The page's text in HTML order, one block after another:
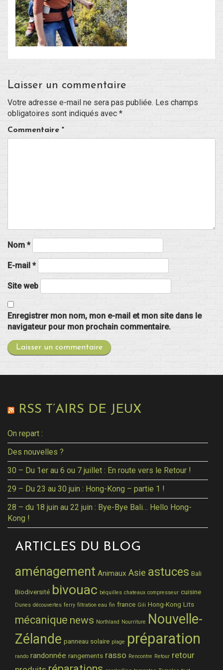
Blog
Flux des publications
Flux des commentaires
Site de WordPress-FR
Laisser un commentaire
Votre adresse e-mail ne sera pas publiée. Les champs
obligatoires sont indiqués avec *
Commentaire *
Nom *
E-mail *
Site web
Enregistrer mon nom, mon e-mail et mon site dans le
navigateur pour mon prochain commentaire.
RSS T’AIRS DE JEUX
On repart :
Des nouvelles ?
30 – Du 1er au 6 ou 7 juillet : En route vers le Retour !
29 – Du 23 au 30 juin : Hong-Kong – partie 1 !
28 – du 18 juin au 22 juin : Bye-Bye Bali… Hello Hong-
Kong !
ARTICLES DU BLOG
aménagement Animaux Asie astuces Bali
Biodiversité bivouac béquilles chateaux compresseur cuisine
Dunes découvertes ferry filtration eau fin france Gili Hong-Kong Lits
mécanique news Northland Nourriture Nouvelle-
Zélande panneau solaire plage préparation
rando randonnée rangements rasso Rencontre Retour retour